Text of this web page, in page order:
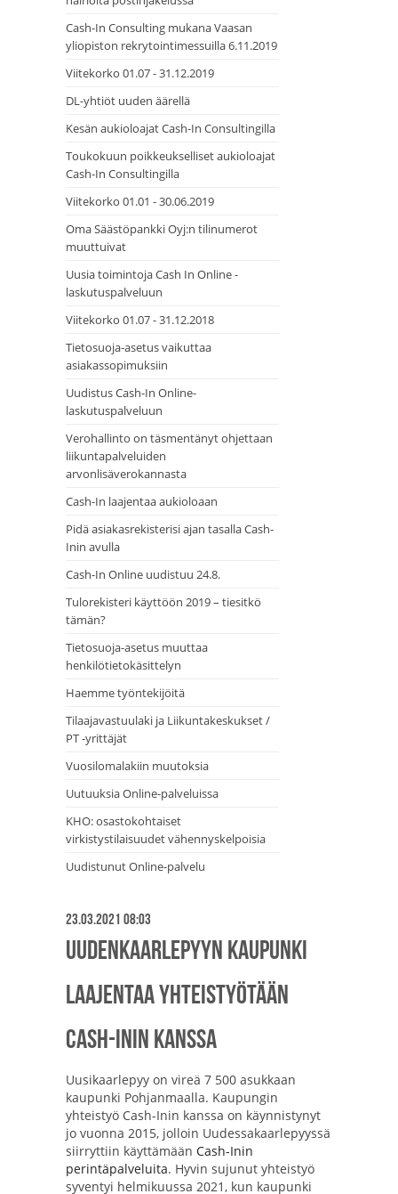
Cash-In Consulting mukana Vaasan
yliopiston rekrytointimessuilla 6.11.2019
Viitekorko 01.07 - 31.12.2019
DL-yhtiöt uuden äärellä
Kesän aukioloajat Cash-In Consultingilla
Toukokuun poikkeukselliset aukioloajat
Cash-In Consultingilla
Viitekorko 01.01 - 30.06.2019
Oma Säästöpankki Oyj:n tilinumerot
muuttuivat
Uusia toimintoja Cash In Online -
laskutuspalveluun
Viitekorko 01.07 - 31.12.2018
Tietosuoja-asetus vaikuttaa
asiakassopimuksiin
Uudistus Cash-In Online-
laskutuspalveluun
Verohallinto on täsmentänyt ohjettaan
liikuntapalveluiden
arvonlisäverokannasta
Cash-In laajentaa aukioloaan
Pidä asiakasrekisterisi ajan tasalla Cash-
Inin avulla
Cash-In Online uudistuu 24.8.
Tulorekisteri käyttöön 2019 – tiesitkö
tämän?
Tietosuoja-asetus muuttaa
henkilötietokäsittelyn
Haemme työntekijöitä
Tilaajavastuulaki ja Liikuntakeskukset /
PT -yrittäjät
Vuosilomalakiin muutoksia
Uutuuksia Online-palveluissa
KHO: osastokohtaiset
virkistystilaisuudet vähennyskelpoisia
Uudistunut Online-palvelu
23.03.2021 08:03
Uudenkaarlepyyn kaupunki
laajentaa yhteistyötään
Cash-Inin kanssa
Uusikaarlepyy on vireä 7 500 asukkaan
kaupunki Pohjanmaalla. Kaupungin
yhteistyö Cash-Inin kanssa on käynnistynyt
jo vuonna 2015, jolloin Uudessakaarlepyyssä
siirryttiin käyttämään Cash-Inin
perintäpalveluita. Hyvin sujunut yhteistyö
syventyi helmikuussa 2021, kun kaupunki